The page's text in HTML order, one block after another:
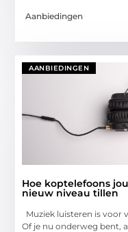
Aanbiedingen
AANBIEDINGEN
Hoe koptelefoons
nieuw niveau tillen
Muziek luisteren is voor
Of je nu onderweg bent,